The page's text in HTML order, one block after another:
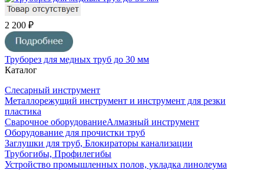
2 200 ₽
Труборез для медных труб до 30 мм
Каталог
Слесарный инструмент
Металлорежущий инструмент и инструмент для резки
пластика
Сварочное оборудованиеАлмазный инструмент
Оборудование для прочистки труб
Заглушки для труб, Блокираторы канализации
Трубогибы, Профилегибы
Устройство промышленных полов, укладка линолеума